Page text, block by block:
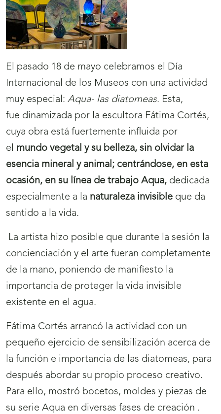
El pasado 18 de mayo celebramos el Día
Internacional de los Museos con una actividad
muy especial: Aqua- las diatomeas. Esta,
fue dinamizada por la escultora Fátima Cortés,
cuya obra está fuertemente influida por
el mundo vegetal y su belleza, sin olvidar la
esencia mineral y animal; centrándose, en esta
ocasión, en su línea de trabajo Aqua, dedicada
especialmente a la naturaleza invisible que da
sentido a la vida.
La artista hizo posible que durante la sesión la
concienciación y el arte fueran completamente
de la mano, poniendo de manifiesto la
importancia de proteger la vida invisible
existente en el agua.
Fátima Cortés arrancó la actividad con un
pequeño ejercicio de sensibilización acerca de
la función e importancia de las diatomeas, para
después abordar su propio proceso creativo.
Para ello, mostró bocetos, moldes y piezas de
su serie Aqua en diversas fases de creación .